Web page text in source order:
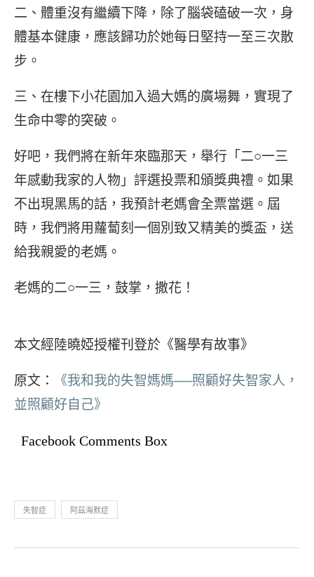
二、體重沒有繼續下降，除了腦袋磕破一次，身
體基本健康，應該歸功於她每日堅持一至三次散
步。
三、在樓下小花園加入過大媽的廣場舞，實現了
生命中零的突破。
好吧，我們將在新年來臨那天，舉行「二○一三
年感動我家的人物」評選投票和頒獎典禮。如果
不出現黑馬的話，我預計老媽會全票當選。屆
時，我們將用蘿蔔刻一個別致又精美的獎盃，送
給我親愛的老媽。
老媽的二○一三，鼓掌，撒花！
本文經陸曉婭授權刊登於《醫學有故事》
原文：
《我和我的失智媽媽──照顧好失智家人，
並照顧好自己》
Facebook Comments Box
失智症 阿茲海默症